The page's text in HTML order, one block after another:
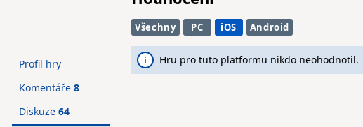
Všechny PC iOS Android
Hru pro tuto platformu nikdo neohodnotil.
Profil hry
Komentáře 8
Diskuze 64